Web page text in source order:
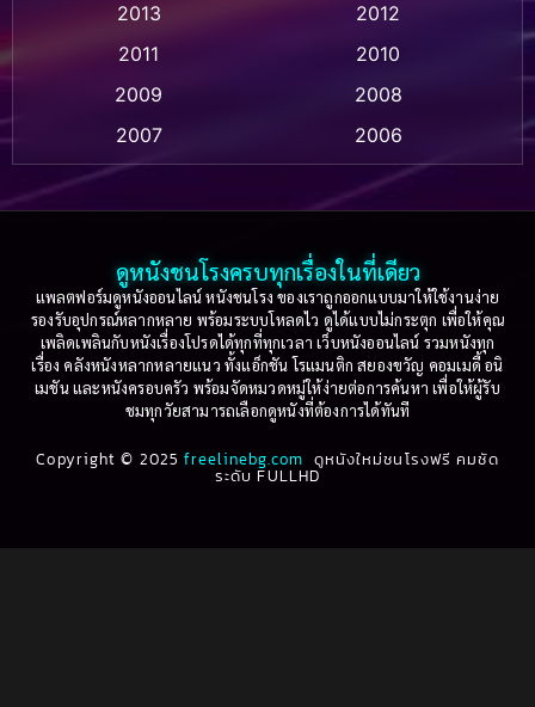
Based on a True Story เรื่องจริง(77)
Based on Novel(16)
Betrayal(1)
Biography(3)
Biography ชีวประวัติ (61)
2013
2012
2011
2010
2009
2008
2007
2006
2005
2004
2003
2002
2001
2000
1999
1998
1997
1996
1995
1994
1993
1992
1991
1990
ดูหนังชนโรงครบทุกเรื่องในที่เดียว
แพลตฟอร์มดูหนังออนไลน์ หนังชนโรง ของเราถูกออกแบบมาให้ใช้งานง่าย
รองรับอุปกรณ์หลากหลาย พร้อมระบบโหลดไว ดูได้แบบไม่กระตุก เพื่อให้คุณ
เพลิดเพลินกับหนังเรื่องโปรดได้ทุกที่ทุกเวลา เว็บหนังออนไลน์ รวมหนังทุก
เรื่อง คลังหนังหลากหลายแนว ทั้งแอ็กชัน โรแมนติก สยองขวัญ คอมเมดี้ อนิ
เมชัน และหนังครอบครัว พร้อมจัดหมวดหมู่ให้ง่ายต่อการค้นหา เพื่อให้ผู้รับ
ชมทุกวัยสามารถเลือกดูหนังที่ต้องการได้ทันที
Copyright © 2025freelinebg.com ดูหนังใหม่ชนโรงฟรี คมชัด
ระดับ FULLHD